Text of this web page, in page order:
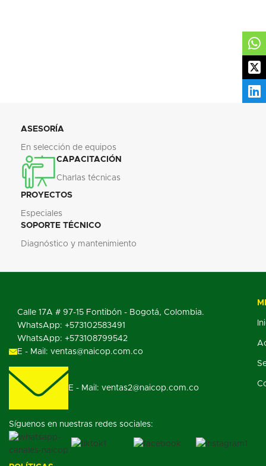
ASESORÍA
En selección de equipos
CAPACITACIÓN
Charlas técnicas
PROYECTOS
Especiales
SOPORTE TÉCNICO
Diagnóstico y mantenimiento
Calle 17A # 97-15 Fontibón - Bogotá, Colombia.
WhatsApp: +573102583491
WhatsApp: +573108799542
E - Mail: ventas@naicop.com.co
E - Mail: ventas2@naicop.com.co
Síguenos en nuestras redes sociales: